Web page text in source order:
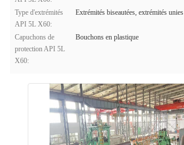
Type d'extrémités
API 5L X60:
Extrémités biseautées, extrémités unies
Capuchons de
protection API 5L
X60:
Bouchons en plastique